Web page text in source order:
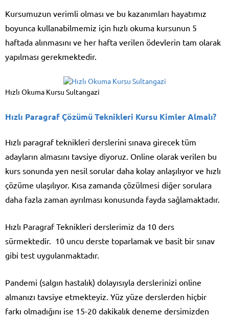
Kursumuzun verimli olması ve bu kazanımları hayatımız
boyunca kullanabilmemiz için hızlı okuma kursunun 5
haftada alınmasını ve her hafta verilen ödevlerin tam olarak
yapılması gerekmektedir.
Hızlı Okuma Kursu Sultangazi
Hızlı Paragraf Çözümü Teknikleri Kursu Kimler Almalı?
Hızlı paragraf teknikleri derslerini sınava girecek tüm
adayların almasını tavsiye diyoruz. Online olarak verilen bu
kurs sonunda yen nesil sorular daha kolay anlaşılıyor ve hızlı
çözüme ulaşılıyor. Kısa zamanda çözülmesi diğer sorulara
daha fazla zaman ayrılması konusunda fayda sağlamaktadır.
Hızlı Paragraf Teknikleri derslerimiz da 10 ders
sürmektedir. 10 uncu derste toparlamak ve basit bir sınav
gibi test uygulanmaktadır.
Pandemi (salgın hastalık) dolayısıyla derslerinizi online
almanızı tavsiye etmekteyiz. Yüz yüze derslerden hiçbir
farkı olmadığını ise 15-20 dakikalık deneme dersimizden